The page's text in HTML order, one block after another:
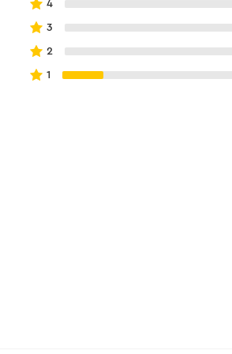
4
3
2
1